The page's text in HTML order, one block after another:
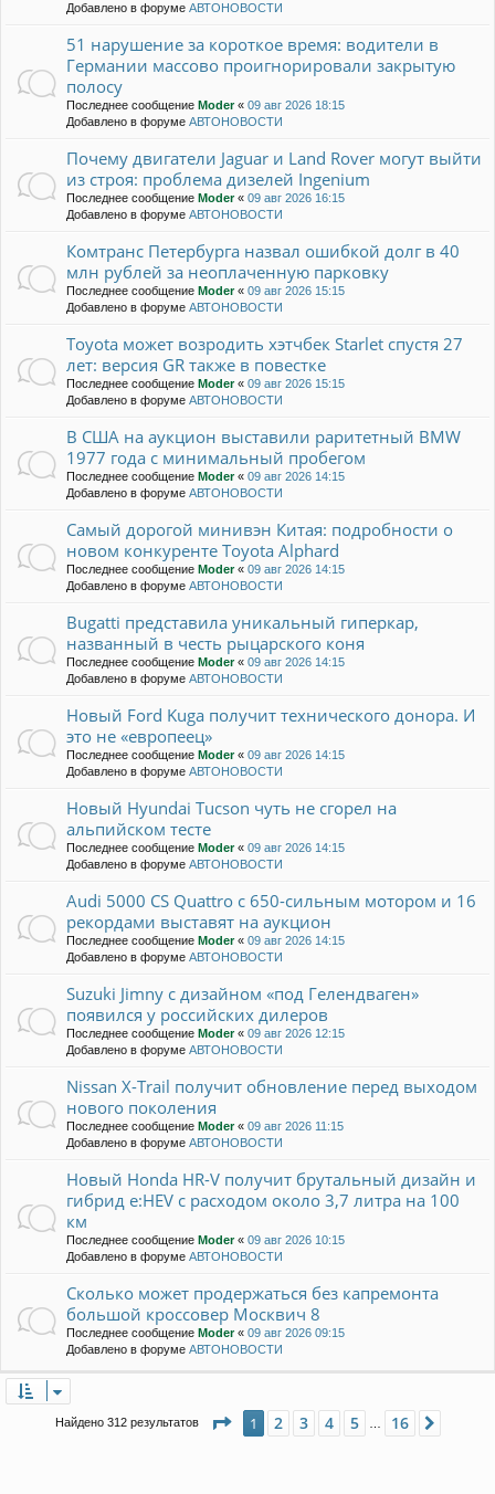
Добавлено в форуме АВТОНОВОСТИ
51 нарушение за короткое время: водители в
Германии массово проигнорировали закрытую
полосу
Последнее сообщение Moder« 09 авг 2026 18:15
Добавлено в форуме АВТОНОВОСТИ
Почему двигатели Jaguar и Land Rover могут выйти
из строя: проблема дизелей Ingenium
Последнее сообщение Moder« 09 авг 2026 16:15
Добавлено в форуме АВТОНОВОСТИ
Комтранс Петербурга назвал ошибкой долг в 40
млн рублей за неоплаченную парковку
Последнее сообщение Moder« 09 авг 2026 15:15
Добавлено в форуме АВТОНОВОСТИ
Toyota может возродить хэтчбек Starlet спустя 27
лет: версия GR также в повестке
Последнее сообщение Moder« 09 авг 2026 15:15
Добавлено в форуме АВТОНОВОСТИ
В США на аукцион выставили раритетный BMW
1977 года с минимальный пробегом
Последнее сообщение Moder« 09 авг 2026 14:15
Добавлено в форуме АВТОНОВОСТИ
Самый дорогой минивэн Китая: подробности о
новом конкуренте Toyota Alphard
Последнее сообщение Moder« 09 авг 2026 14:15
Добавлено в форуме АВТОНОВОСТИ
Bugatti представила уникальный гиперкар,
названный в честь рыцарского коня
Последнее сообщение Moder« 09 авг 2026 14:15
Добавлено в форуме АВТОНОВОСТИ
Новый Ford Kuga получит технического донора. И
это не «европеец»
Последнее сообщение Moder« 09 авг 2026 14:15
Добавлено в форуме АВТОНОВОСТИ
Новый Hyundai Tucson чуть не сгорел на
альпийском тесте
Последнее сообщение Moder« 09 авг 2026 14:15
Добавлено в форуме АВТОНОВОСТИ
Audi 5000 CS Quattro с 650-сильным мотором и 16
рекордами выставят на аукцион
Последнее сообщение Moder« 09 авг 2026 14:15
Добавлено в форуме АВТОНОВОСТИ
Suzuki Jimny с дизайном «под Гелендваген»
появился у российских дилеров
Последнее сообщение Moder« 09 авг 2026 12:15
Добавлено в форуме АВТОНОВОСТИ
Nissan X-Trail получит обновление перед выходом
нового поколения
Последнее сообщение Moder« 09 авг 2026 11:15
Добавлено в форуме АВТОНОВОСТИ
Новый Honda HR-V получит брутальный дизайн и
гибрид e:HEV с расходом около 3,7 литра на 100
км
Последнее сообщение Moder« 09 авг 2026 10:15
Добавлено в форуме АВТОНОВОСТИ
Сколько может продержаться без капремонта
большой кроссовер Москвич 8
Последнее сообщение Moder« 09 авг 2026 09:15
Добавлено в форуме АВТОНОВОСТИ
Найдено 312 результатов Страница из 16
1 2 3 4 5 16